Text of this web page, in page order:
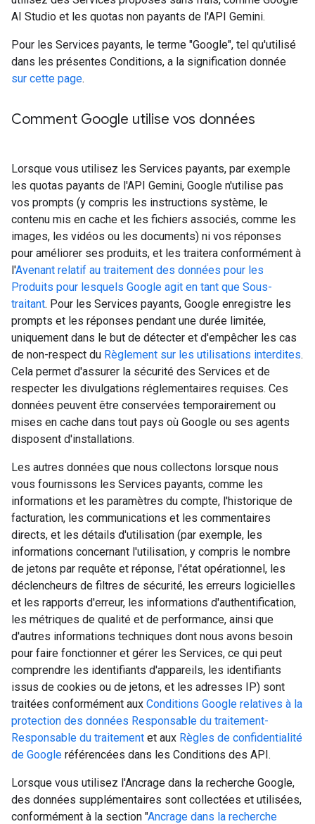
AI Studio et les quotas non payants de l'API Gemini.
Pour les Services payants, le terme "Google", tel qu'utilisé
dans les présentes Conditions, a la signification donnée
sur cette page.
Comment Google utilise vos données
Lorsque vous utilisez les Services payants, par exemple
les quotas payants de l'API Gemini, Google n'utilise pas
vos prompts (y compris les instructions système, le
contenu mis en cache et les fichiers associés, comme les
images, les vidéos ou les documents) ni vos réponses
pour améliorer ses produits, et les traitera conformément à
l'Avenant relatif au traitement des données pour les
Produits pour lesquels Google agit en tant que Sous-
traitant. Pour les Services payants, Google enregistre les
prompts et les réponses pendant une durée limitée,
uniquement dans le but de détecter et d'empêcher les cas
de non-respect du Règlement sur les utilisations interdites.
Cela permet d'assurer la sécurité des Services et de
respecter les divulgations réglementaires requises. Ces
données peuvent être conservées temporairement ou
mises en cache dans tout pays où Google ou ses agents
disposent d'installations.
Les autres données que nous collectons lorsque nous
vous fournissons les Services payants, comme les
informations et les paramètres du compte, l'historique de
facturation, les communications et les commentaires
directs, et les détails d'utilisation (par exemple, les
informations concernant l'utilisation, y compris le nombre
de jetons par requête et réponse, l'état opérationnel, les
déclencheurs de filtres de sécurité, les erreurs logicielles
et les rapports d'erreur, les informations d'authentification,
les métriques de qualité et de performance, ainsi que
d'autres informations techniques dont nous avons besoin
pour faire fonctionner et gérer les Services, ce qui peut
comprendre les identifiants d'appareils, les identifiants
issus de cookies ou de jetons, et les adresses IP) sont
traitées conformément aux Conditions Google relatives à la
protection des données Responsable du traitement-
Responsable du traitement et aux Règles de confidentialité
de Google référencées dans les Conditions des API.
Lorsque vous utilisez l'Ancrage dans la recherche Google,
des données supplémentaires sont collectées et utilisées,
conformément à la section "Ancrage dans la recherche